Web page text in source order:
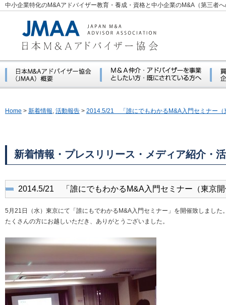
中小企業特化のM&Aアドバイザー教育・養成・資格と中小企業のM&A（第三者
Home > 新着情報, 活動報告 > 2014.5/21 「誰にでもわかるM&A入門セミナー（
新着情報・プレスリリース・メディア紹介・
2014.5/21 「誰にでもわかるM&A入門セミナー（東京
5月21日（水）東京にて「誰にもでわかるM&A入門セミナー」を開催致しました
たくさんの方にお越しいただき、ありがとうございました。